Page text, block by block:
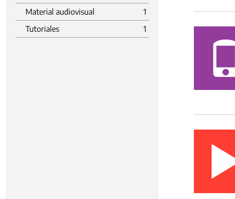
Material audiovisual
1
Tutoriales
1